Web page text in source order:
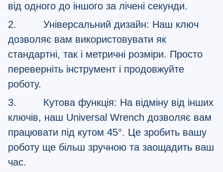
від одного до іншого за лічені секунди.
2. Універсальний дизайн: Наш ключ
дозволяє вам використовувати як
стандартні, так і метричні розміри. Просто
переверніть інструмент і продовжуйте
роботу.
3. Кутова функція: На відміну від інших
ключів, наш Universal Wrench дозволяє вам
працювати під кутом 45°. Це зробить вашу
роботу ще більш зручною та заощадить ваш
час.